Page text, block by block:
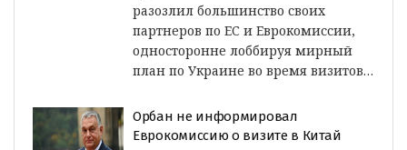
разозлил большинство своих
партнеров по ЕС и Еврокомиссии,
односторонне лоббируя мирный
план по Украине во время визитов…
Орбан не информировал
Еврокомиссию о визите в Китай